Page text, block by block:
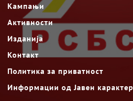
Кампањи
Активности
Изданија
Контакт
Политика за приватност
Информации од Јавен карактер